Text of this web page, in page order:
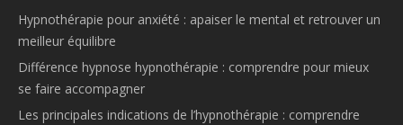
Hypnothérapie pour anxiété : apaiser le mental et retrouver un
meilleur équilibre
Différence hypnose hypnothérapie : comprendre pour mieux
se faire accompagner
Les principales indications de l’hypnothérapie : comprendre